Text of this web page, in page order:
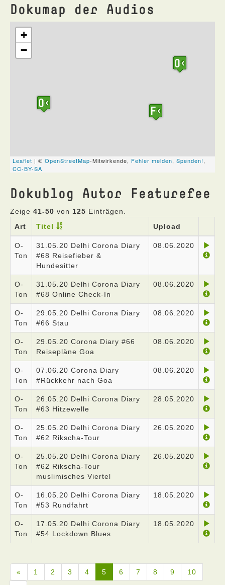
Dokumap der Audios
Dokublog Autor Featurefee
Zeige 41-50 von 125 Einträgen.
Art
Titel Upload
O-
Ton
31.05.20 Delhi Corona Diary
#68 Reisefieber &
Hundesitter
08.06.2020
O-
Ton
31.05.20 Delhi Corona Diary
#68 Online Check-In
08.06.2020
O-
Ton
29.05.20 Delhi Corona Diary
#66 Stau
08.06.2020
O-
Ton
29.05.20 Corona Diary #66
Reisepläne Goa
08.06.2020
O-
Ton
07.06.20 Corona Diary
#Rückkehr nach Goa
08.06.2020
O-
Ton
26.05.20 Delhi Corona Diary
#63 Hitzewelle
28.05.2020
O-
Ton
25.05.20 Delhi Corona Diary
#62 Rikscha-Tour
26.05.2020
O-
Ton
25.05.20 Delhi Corona Diary
#62 Rikscha-Tour
muslimisches Viertel
26.05.2020
O-
Ton
16.05.20 Delhi Corona Diary
#53 Rundfahrt
18.05.2020
O-
Ton
17.05.20 Delhi Corona Diary
#54 Lockdown Blues
18.05.2020
« 1 2 3 4 5 6 7 8 9 10